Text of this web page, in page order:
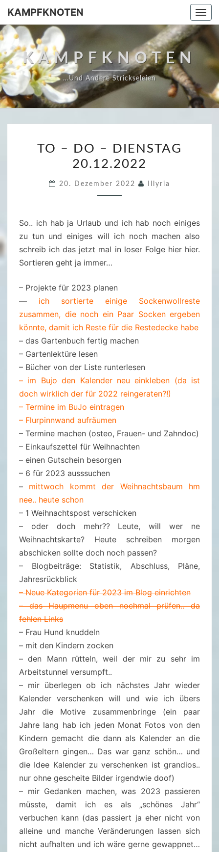
Skip
content
KAMPFKNOTEN
KAMPFKNOTEN
…und Andere Strickseleien
O
–
E
T
A
G
2
0
1
2
.
2
0
2
2
TO – DO – DIENSTAG
20.12.2022
20. Dezember 2022 Illyria
So.. ich hab ja Urlaub und ich hab noch einiges
zu tun und einiges will ich noch machen also
schreib ich das jetzt mal in loser Folge hier hier.
Sortieren geht ja immer…
– Projekte für 2023 planen
— ich sortierte einige Sockenwollreste
zusammen, die noch ein Paar Socken ergeben
könnte, damit ich Reste für die Restedecke habe
– das Gartenbuch fertig machen
– Gartenlektüre lesen
– Bücher von der Liste runterlesen
– im Bujo den Kalender neu einkleben (da ist
doch wirklich der für 2022 reingeraten?!)
– Termine im BuJo eintragen
– Flurpinnwand aufräumen
– Termine machen (osteo, Frauen- und Zahndoc)
– Einkaufszettel für Weihnachten
– einen Gutschein besorgen
– 6 für 2023 ausssuchen
– mittwoch kommt der Weihnachtsbaum hm
nee.. heute schon
– 1 Weihnachtspost verschicken
– oder doch mehr?? Leute, will wer ne
Weihnachtskarte? Heute schreiben morgen
abschicken sollte doch noch passen?
– Blogbeiträge: Statistik, Abschluss, Pläne,
Jahresrückblick
– Neue Kategorien für 2023 im Blog einrichten
– das Haupmenu oben nochmal prüfen.. da
fehlen Links
– Frau Hund knuddeln
– mit den Kindern zocken
– den Mann rütteln, weil der mir zu sehr im
Arbeitstunnel versumpft..
– mir überlegen ob ich nächstes Jahr wieder
Kalender verschenken will und wie ich übers
Jahr die Motive zusammenbringe (ein paar
Jahre lang hab ich jeden Monat Fotos von den
Kindern gemacht die dann als Kalender an die
Großeltern gingen… Das war ganz schön… und
die Idee Kalender zu verschenken ist grandios..
nur ohne gescheite Bilder irgendwie doof)
– mir Gedanken machen, was 2023 passieren
müsste, damit ich es als „schönes Jahr“
verbuchen kann (das passiert ja eher nicht von
alleine und manche Veränderungen lassen sich
nicht aufhalten und ich wäre gerne gewappnet…